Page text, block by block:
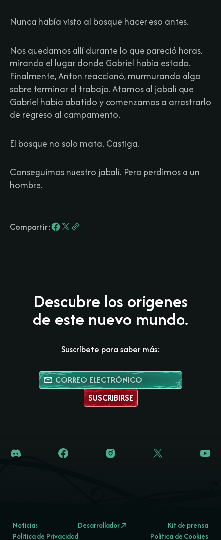
Nunca había visto al bosque hacer eso antes.​
Nos quedamos allí durante lo que pareció horas,
mirando el lugar donde Gabriel había estado.
Finalmente, Anton reaccionó, murmurando algo
sobre terminar el trabajo. Atamos al jabalí que
Gabriel había abatido y comenzamos a arrastrarlo
de regreso al campamento.​
El bosque no solo mata. Castiga.​
Conseguimos nuestro jabalí. Pero perdimos a un
hombre.
Compartir:
Descubre los orígenes
de este nuevo mundo.
Suscríbete para saber más:
SUSCRIBIRSE
Notícias Desarrollador
Kit de prensa
Política de Privacidad
Política de Cookies